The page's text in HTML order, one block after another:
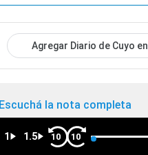
Agregar Diario de Cuyo en
Escuchá la nota completa
1 1.5 10 10